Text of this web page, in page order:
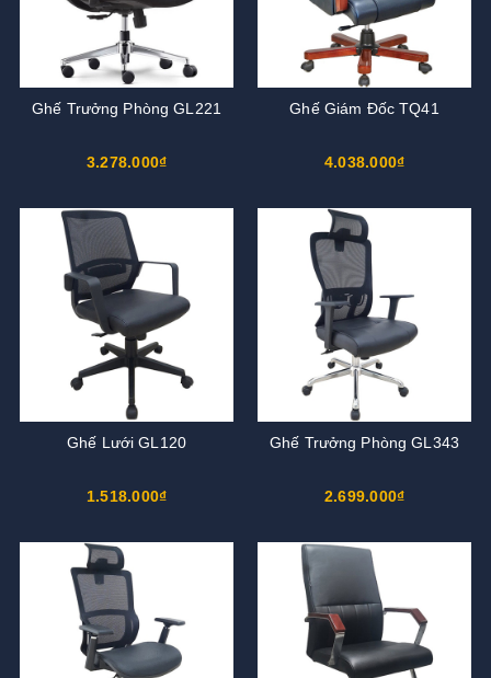
Ghế Trưởng Phòng GL221
3.278.000₫
Ghế Giám Đốc TQ41
4.038.000₫
Ghế Lưới GL120
1.518.000₫
Ghế Trưởng Phòng GL343
2.699.000₫